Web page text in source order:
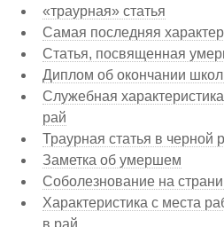
«траурная» статья
Самая последняя
Статья, посвященная
Диплом об окончании
Служебная
рай
Траурная статья в черной
Заметка об умершем
Соболезнование на
Характеристика с места
в рай